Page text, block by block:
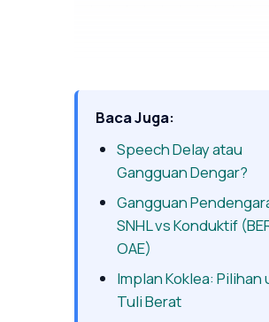
Baca Juga:
Speech Delay atau
Gangguan Dengar?
Gangguan
SNHL vs Konduktif
OAE)
Implan Koklea: Pilihan
Tuli Berat